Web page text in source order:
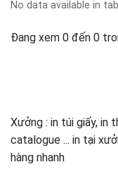
No data available in
Đang xem 0 đến 0
Xưởng : in túi giấy, in
catalogue ... in tại
hàng nhanh